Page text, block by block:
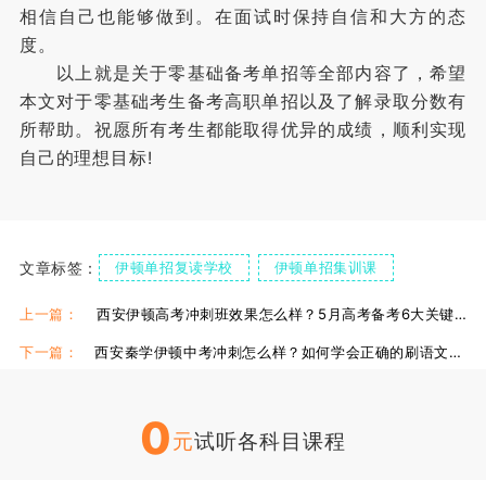
相信自己也能够做到。在面试时保持自信和大方的态
度。
以上就是关于零基础备考单招等全部内容了，希望
本文对于零基础考生备考高职单招以及了解录取分数有
所帮助。祝愿所有考生都能取得优异的成绩，顺利实现
自己的理想目标!
文章标签： 伊顿单招复读学校 伊顿单招集训课
上一篇： 西安伊顿高考冲刺班效果怎么样？5月高考备考6大关键点
下一篇： 西安秦学伊顿中考冲刺怎么样？如何学会正确的刷语文试题
0元试听各科目课程